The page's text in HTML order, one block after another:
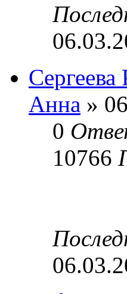
Анна »
0
10766